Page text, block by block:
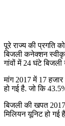
पूरे राज्य की प्रगति
बिजली कनेक्शन
गांवों में 24 घंटे
मांग 2017 में 17
हो गई है. जो कि
बिजली की खपत
मिलियन यूनिट हो गई